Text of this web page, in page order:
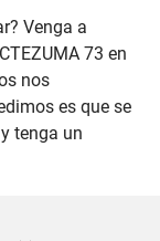
Venga a
73 en
nos
es que se
tenga un